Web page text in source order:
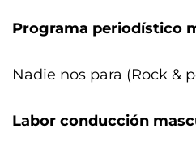
Programa periodístico
Nadie nos para (Rock &
Labor conducción